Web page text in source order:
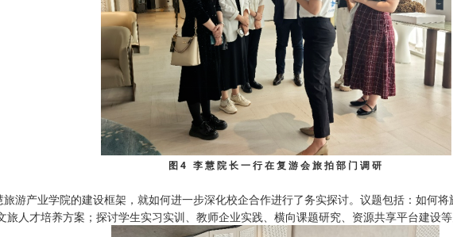
图4 李慧院长一行在复游会旅拍部门调研
游产业学院的建设框架，就如何进一步深化校企合作进行了务实探讨。议题包括：如何
人才培养方案；探讨学生实习实训、教师企业实践、横向课题研究、资源共享平台建设等